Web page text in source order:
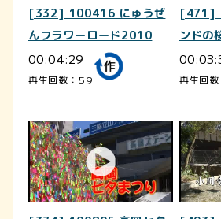
[332] 100416 にゅうぜ
んフラワーロード2010
00:04:29
再生回数：59
[471]
ンドの
再生回